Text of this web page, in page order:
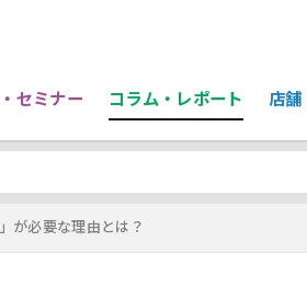
セミナー コラム・レポート 店舗
が必要な理由とは？